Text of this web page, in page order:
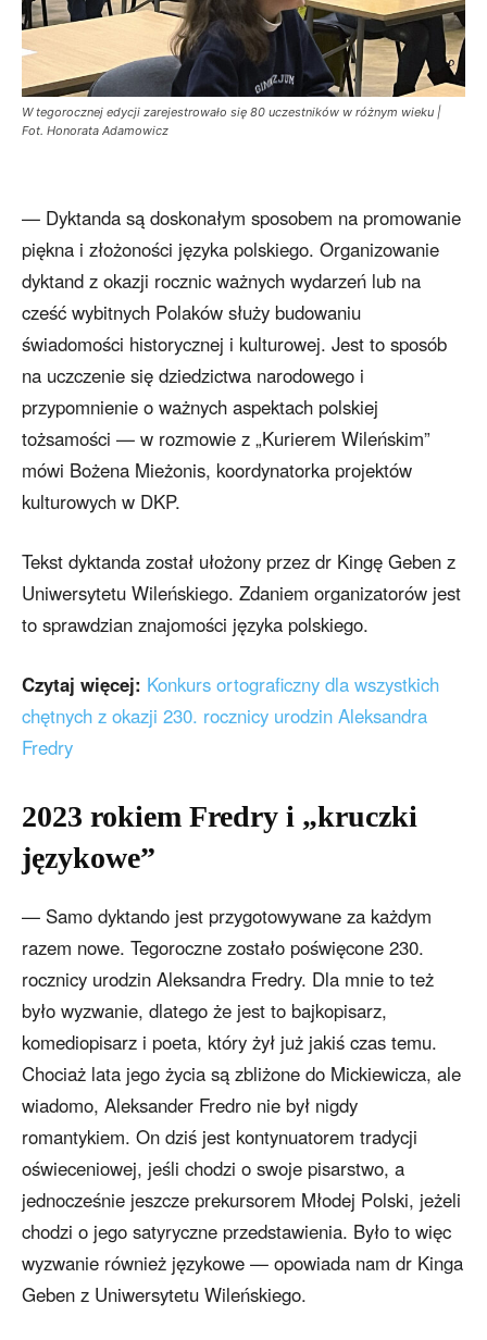
W tegorocznej edycji zarejestrowało się 80 uczestników w różnym wieku |
Fot. Honorata Adamowicz
— Dyktanda są doskonałym sposobem na promowanie
piękna i złożoności języka polskiego. Organizowanie
dyktand z okazji rocznic ważnych wydarzeń lub na
cześć wybitnych Polaków służy budowaniu
świadomości historycznej i kulturowej. Jest to sposób
na uczczenie się dziedzictwa narodowego i
przypomnienie o ważnych aspektach polskiej
tożsamości — w rozmowie z „Kurierem Wileńskim”
mówi Bożena Mieżonis, koordynatorka projektów
kulturowych w DKP.
Tekst dyktanda został ułożony przez dr Kingę Geben z
Uniwersytetu Wileńskiego. Zdaniem organizatorów jest
to sprawdzian znajomości języka polskiego.
Czytaj więcej: Konkurs ortograficzny dla wszystkich
chętnych z okazji 230. rocznicy urodzin Aleksandra
Fredry
2023 rokiem Fredry i „kruczki
językowe”
— Samo dyktando jest przygotowywane za każdym
razem nowe. Tegoroczne zostało poświęcone 230.
rocznicy urodzin Aleksandra Fredry. Dla mnie to też
było wyzwanie, dlatego że jest to bajkopisarz,
komediopisarz i poeta, który żył już jakiś czas temu.
Chociaż lata jego życia są zbliżone do Mickiewicza, ale
wiadomo, Aleksander Fredro nie był nigdy
romantykiem. On dziś jest kontynuatorem tradycji
oświeceniowej, jeśli chodzi o swoje pisarstwo, a
jednocześnie jeszcze prekursorem Młodej Polski, jeżeli
chodzi o jego satyryczne przedstawienia. Było to więc
wyzwanie również językowe — opowiada nam dr Kinga
Geben z Uniwersytetu Wileńskiego.